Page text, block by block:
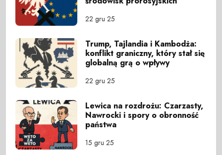
22 gru 25
Trump, Tajlandia i Kambodża:
konflikt graniczny, który stał się
globalną grą o wpływy
22 gru 25
Lewica na rozdrożu: Czarzasty,
Nawrocki i spory o obronność
państwa
15 gru 25